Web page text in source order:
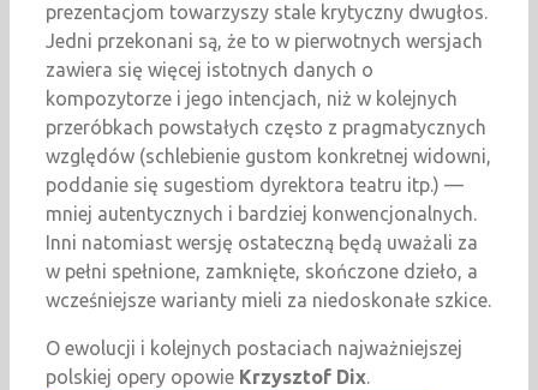
prezentacjom towarzyszy stale krytyczny dwugłos.
Jedni przekonani są, że to w pierwotnych wersjach
zawiera się więcej istotnych danych o
kompozytorze i jego intencjach, niż w kolejnych
przeróbkach powstałych często z pragmatycznych
względów (schlebienie gustom konkretnej widowni,
poddanie się sugestiom dyrektora teatru itp.) —
mniej autentycznych i bardziej konwencjonalnych.
Inni natomiast wersję ostateczną będą uważali za
w pełni spełnione, zamknięte, skończone dzieło, a
wcześniejsze warianty mieli za niedoskonałe szkice.
O ewolucji i kolejnych postaciach najważniejszej
polskiej opery opowie Krzysztof Dix.